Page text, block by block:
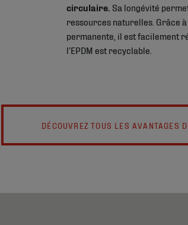
circulaire. Sa longévité
ressources naturelles. Grâce
permanente, il est facilement
l’EPDM est recyclable.
DÉCOUVREZ TOUS LES AVANTAGES